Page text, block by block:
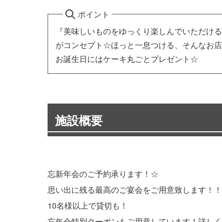
ポイント
『美味しいものをゆっくり楽しんでいただける
がコンセプト☆ほっと一息つける、そんなお店
お誕生日にはケーキ丸ごとプレゼント☆
施設概要
忘新年会のご予約承ります！☆
思い出に残る最高のご宴会をご用意致します！！
10名様以上で貸切も！